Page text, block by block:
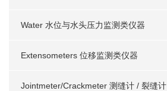
Water 水位与水头压力监测类仪器
Extensometers 位移监测类仪器
Jointmeter/Crackmeter 测缝计 / 裂缝计